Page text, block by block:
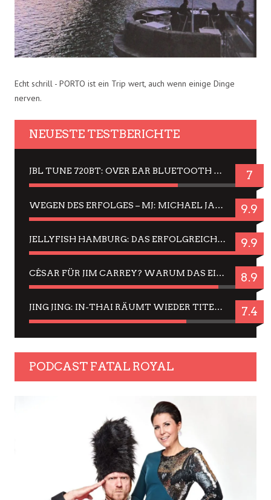
Echt schrill - PORTO ist ein Trip wert, auch wenn einige Dinge
nerven.
NEUESTE TESTBERICHTE
JBL TUNE 720BT: OVER EAR BLUETOOTH KOPFHÖRER UM DIE 50,-€ IM DAUER-TEST 7
WEGEN DES ERFOLGES – MJ: MICHAEL JACKSON MUSICAL IN EINER MATINEE SEHEN 9.9
JELLYFISH HAMBURG: DAS ERFOLGREICHE SOMMER-MENÜ 2025 IN GEFÜHLEN UND BILDERN 9.9
CÉSAR FÜR JIM CARREY? WARUM DAS EINER DER NERVIGSTEN ACTORS IST UND BLEIBT 8.9
JING JING: IN-THAI RÄUMT WIEDER TITEL AB – EIN ZWEI-STUNDEN-ERLEBNISBERICHT 7.4
PODCAST FATAL ROYAL